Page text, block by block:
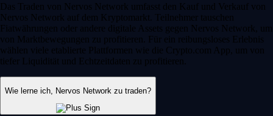
Das Traden von Nervos Network umfasst den Kauf und Verkauf von
Nervos Network auf dem Kryptomarkt. Teilnehmer tauschen
Fiatwährungen oder andere digitale Assets gegen Nervos Network, um
von Marktbewegungen zu profitieren. Für ein reibungsloses Erlebnis
wählen viele etablierte Plattformen wie die Crypto.com App, um von
tiefer Liquidität und Echtzeitdaten zu profitieren.
Wie lerne ich, Nervos Network zu traden?